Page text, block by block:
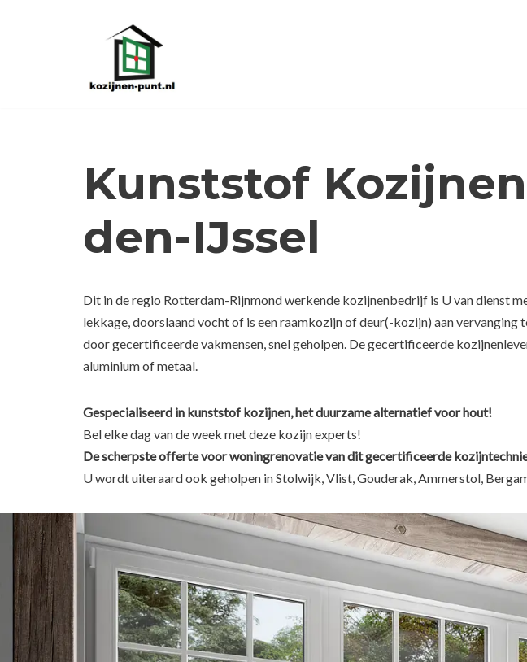
Kunststof
den-IJssel
Dit in de regio Rotterdam-Rijnmond werkende kozijnenbedrijf is U van dienst
lekkage, doorslaand vocht of is een raamkozijn of deur(-kozijn) aan
door gecertificeerde vakmensen, snel geholpen. De gecertificeerde
aluminium of metaal.
Gespecialiseerd in kunststof kozijnen, het duurzame alternatief voor hout!
Bel elke dag van de week met deze kozijn experts!
De scherpsteofferte voor woningrenovatie van dit gecertificeerde
U wordt uiteraard ook geholpen in Stolwijk, Vlist, Gouderak, Ammerstol,